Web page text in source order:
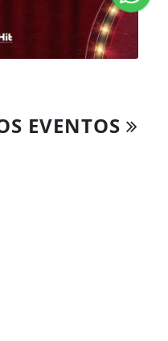
EVENTOS